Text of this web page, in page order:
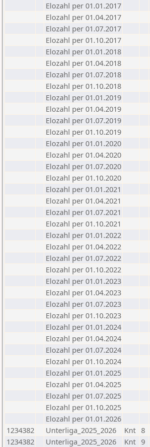
Elozahl per 01.01.2017
Elozahl per 01.04.2017
Elozahl per 01.07.2017
Elozahl per 01.10.2017
Elozahl per 01.01.2018
Elozahl per 01.04.2018
Elozahl per 01.07.2018
Elozahl per 01.10.2018
Elozahl per 01.01.2019
Elozahl per 01.04.2019
Elozahl per 01.07.2019
Elozahl per 01.10.2019
Elozahl per 01.01.2020
Elozahl per 01.04.2020
Elozahl per 01.07.2020
Elozahl per 01.10.2020
Elozahl per 01.01.2021
Elozahl per 01.04.2021
Elozahl per 01.07.2021
Elozahl per 01.10.2021
Elozahl per 01.01.2022
Elozahl per 01.04.2022
Elozahl per 01.07.2022
Elozahl per 01.10.2022
Elozahl per 01.01.2023
Elozahl per 01.04.2023
Elozahl per 01.07.2023
Elozahl per 01.10.2023
Elozahl per 01.01.2024
Elozahl per 01.04.2024
Elozahl per 01.07.2024
Elozahl per 01.10.2024
Elozahl per 01.01.2025
Elozahl per 01.04.2025
Elozahl per 01.07.2025
Elozahl per 01.10.2025
Elozahl per 01.01.2026
1234382
Unterliga_2025_2026 Knt 8
1234382
Unterliga_2025_2026 Knt 9